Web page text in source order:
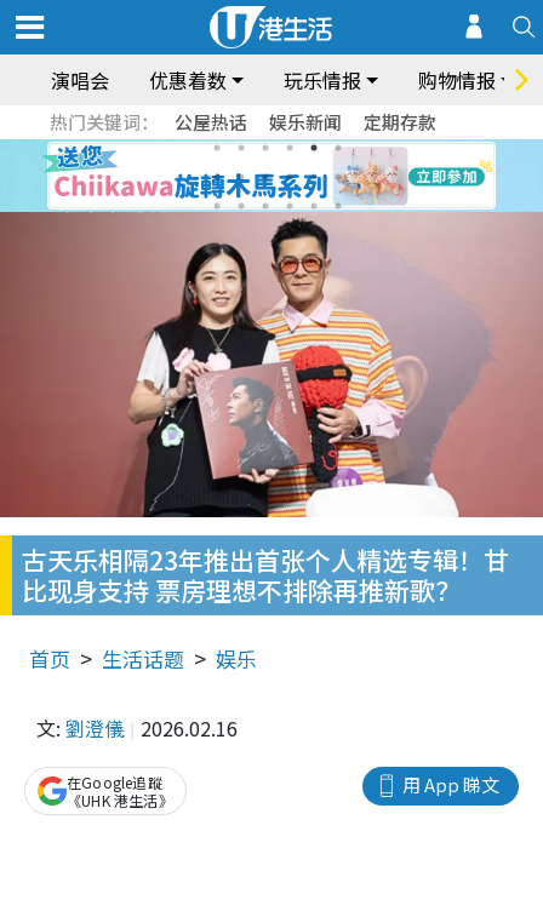
演唱会 优惠着数 玩乐情报 购物情报
热门关键词： 公屋热话 娱乐新闻 定期存款
古天乐相隔23年推出首张个人精选专辑！甘
比现身支持 票房理想不排除再推新歌？
首页 生活话题 娱乐
文: 劉澄儀 2026.02.16
用 App 睇文
在Google追蹤
《UHK 港生活》